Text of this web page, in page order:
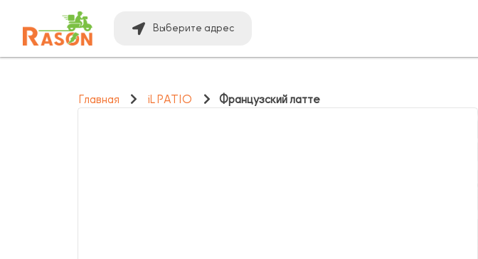
Выберите адрес
Главная iL PATIO Французский латте